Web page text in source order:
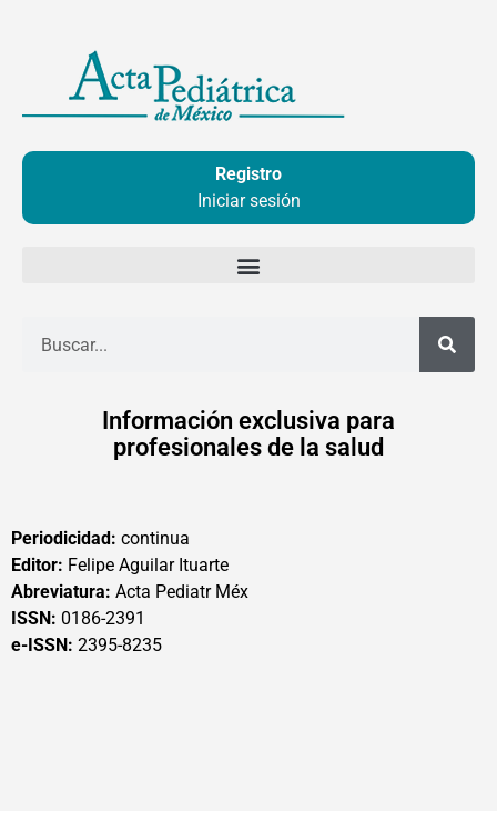
contenido
Registro
Iniciar sesión
Información exclusiva para
profesionales de la salud
Periodicidad: continua
Editor: Felipe Aguilar Ituarte
Abreviatura: Acta Pediatr Méx
ISSN: 0186-2391
e-ISSN: 2395-8235